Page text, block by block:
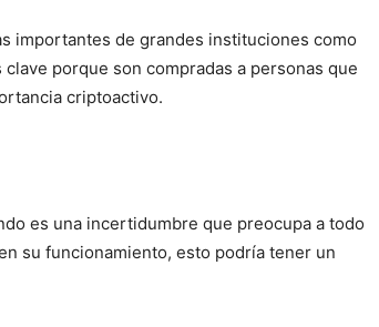
importantes de grandes instituciones como
clave porque son compradas a personas que
criptoactivo.
es una incertidumbre que preocupa a todo
su funcionamiento, esto podría tener un